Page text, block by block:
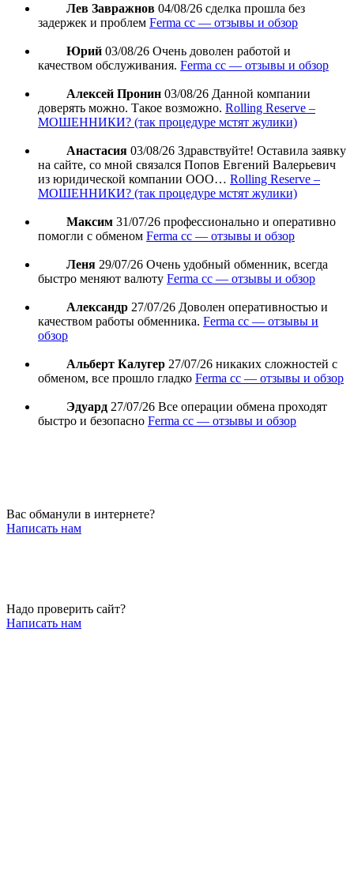
Лев Завражнов 04/08/26 сделка прошла без
задержек и проблем Ferma cc — отзывы и обзор
Юрий 03/08/26 Очень доволен работой и
качеством обслуживания. Ferma cc — отзывы и обзор
Алексей Пронин 03/08/26 Данной компании
доверять можно. Такое возможно. Rolling Reserve –
МОШЕННИКИ? (так процедуре мстят жулики)
Анастасия 03/08/26 Здравствуйте! Оставила заявку
на сайте, со мной связался Попов Евгений Валерьевич
из юридической компании ООО… Rolling Reserve –
МОШЕННИКИ? (так процедуре мстят жулики)
Максим 31/07/26 профессионально и оперативно
помогли с обменом Ferma cc — отзывы и обзор
Леня 29/07/26 Очень удобный обменник, всегда
быстро меняют валюту Ferma cc — отзывы и обзор
Александр 27/07/26 Доволен оперативностью и
качеством работы обменника. Ferma cc — отзывы и
обзор
Альберт Калугер 27/07/26 никаких сложностей с
обменом, все прошло гладко Ferma cc — отзывы и обзор
Эдуард 27/07/26 Все операции обмена проходят
быстро и безопасно Ferma cc — отзывы и обзор
Вас обманули в интернете?
Написать нам
Надо проверить сайт?
Написать нам